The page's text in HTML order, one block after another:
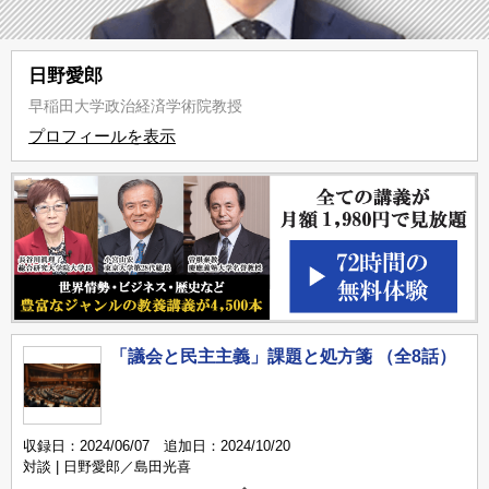
日野愛郎
早稲田大学政治経済学術院教授
プロフィールを表示
「議会と民主主義」課題と処方箋 （全8話）
収録日：2024/06/07 追加日：2024/10/20
対談 | 日野愛郎／島田光喜